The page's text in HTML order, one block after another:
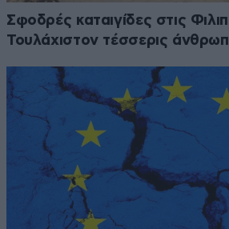
Σφοδρές καταιγίδες στις
Τουλάχιστον τέσσερις